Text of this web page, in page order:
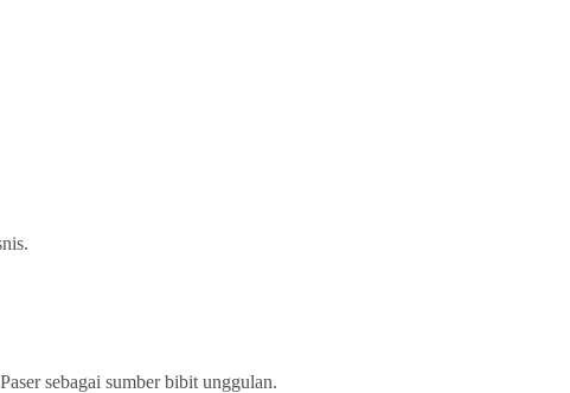
sebagai sumber bibit unggulan.